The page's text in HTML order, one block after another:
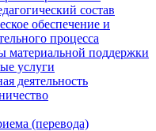
состав
обеспечение и
процесса
поддержки
услуги
деятельность
(перевода)